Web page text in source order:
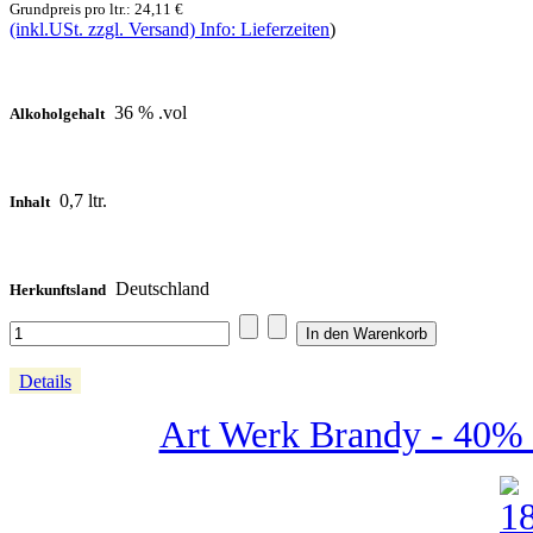
Grundpreis pro ltr.: 24,11 €
(inkl.USt. zzgl. Versand) Info: Lieferzeiten)
Alkoholgehalt 36 % .vol
Inhalt 0,7 ltr.
Herkunftsland Deutschland
Details
Art Werk Brandy -